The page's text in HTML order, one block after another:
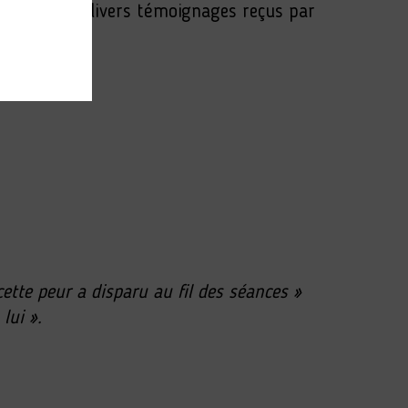
dans les divers témoignages reçus par
peur a disparu au fil des séances »
lui ».